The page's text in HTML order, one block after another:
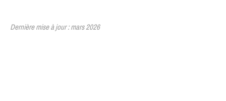
Dernière mise à jour : mars 2026